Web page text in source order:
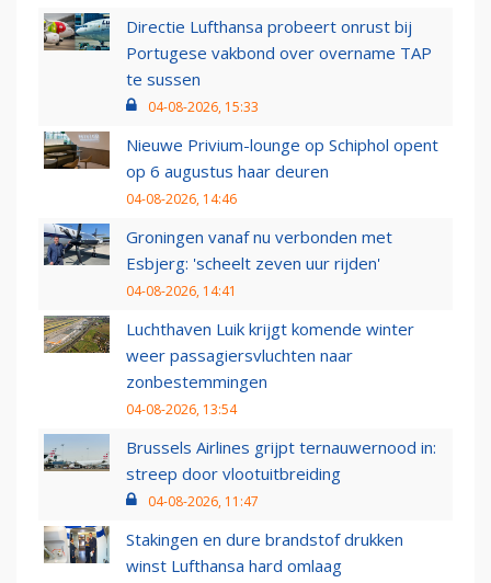
Directie Lufthansa probeert onrust bij
Portugese vakbond over overname TAP
te sussen
04-08-2026, 15:33
Nieuwe Privium-lounge op Schiphol opent
op 6 augustus haar deuren
04-08-2026, 14:46
Groningen vanaf nu verbonden met
Esbjerg: 'scheelt zeven uur rijden'
04-08-2026, 14:41
Luchthaven Luik krijgt komende winter
weer passagiersvluchten naar
zonbestemmingen
04-08-2026, 13:54
Brussels Airlines grijpt ternauwernood in:
streep door vlootuitbreiding
04-08-2026, 11:47
Stakingen en dure brandstof drukken
winst Lufthansa hard omlaag